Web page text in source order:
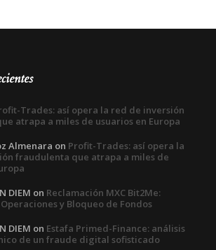
Trades: así opera la red de inversión
atrapa a miles de usuarios en Europa
Almenara on Profit-Trades: así opera la
fraudulenta que atrapa a miles de
DIEM on Reclamación MXC Bit2Me:
y Bloqueo de Fondos
DIEM on Estafa Primed-Finance: análisis
de un fraude digital sofisticado